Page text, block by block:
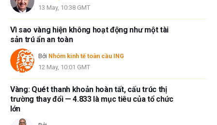
13 May, 10:38 GMT
Vì sao vàng hiện không hoạt động như một tài
sản trú ẩn an toàn
Bởi Nhóm kinh tế toàn cầu ING
12 May, 10:01 GMT
Vàng: Quét thanh khoản hoàn tất, cấu trúc thị
trường thay đổi — 4.833 là mục tiêu của tổ chức
lớn